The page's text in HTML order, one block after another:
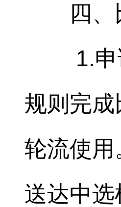
四
1.
规则完
轮流使
送达中